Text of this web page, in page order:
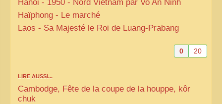
Hanoi - 1950 - Nord Vietnam par Vo An Ninh
Haïphong - Le marché
Laos - Sa Majesté le Roi de Luang-Prabang
0 20
LIRE AUSSI...
Cambodge, Fête de la coupe de la houppe, kôr
chuk